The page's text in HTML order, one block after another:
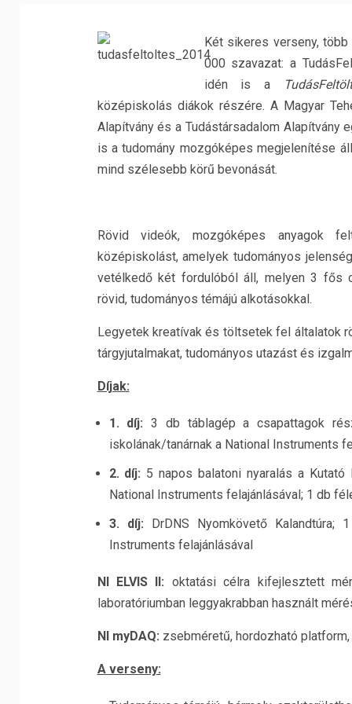
Két sikeres verseny,
000 szavazat: a
idén is a
TudásFeltöl
középiskolás diákok részére. A Magyar
Alapítvány és a Tudástársadalom Alapítvány
is a tudomány mozgóképes megjelenítése
mind szélesebb körű bevonását.
Rövid videók, mozgóképes anyagok
középiskolást, amelyek tudományos
vetélkedő két fordulóból áll, melyen 3 fős
rövid, tudományos témájú alkotásokkal.
Legyetek kreatívak és töltsetek fel általatok
tárgyjutalmakat, tudományos utazást és
Díjak:
1. díj: 3 db táblagép a csapattagok
iskolának/tanárnak a National Instruments
2. díj: 5 napos balatoni nyaralás a
National Instruments felajánlásával; 1 db
3. díj: DrDNS Nyomkövető Kalandtúra;
Instruments felajánlásával
NI ELVIS II: oktatási célra kifejlesztett
laboratóriumban leggyakrabban használt
NI myDAQ: zsebméretű, hordozható
A verseny: